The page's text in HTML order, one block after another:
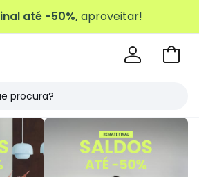
até -50%,aproveitar!
Ir